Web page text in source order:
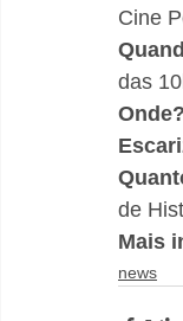
Cine
das
de
Mais
news